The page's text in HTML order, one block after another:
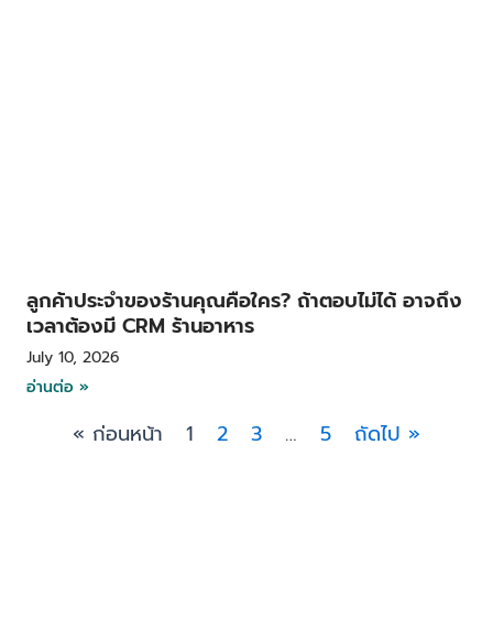
ลูกค้าประจำของร้านคุณคือใคร? ถ้าตอบไม่ได้ อาจถึง
เวลาต้องมี CRM ร้านอาหาร
July 10, 2026
อ่านต่อ »
« ก่อนหน้า 1 2 3 … 5 ถัดไป »